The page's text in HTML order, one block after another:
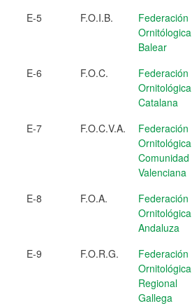
E-5
F.O.I.B.
Federación
Ornitólogica
Balear
E-6
F.O.C.
Federación
Ornitológica
Catalana
E-7
F.O.C.V.A.
Federación
Ornitológica
Comunidad
Valenciana
E-8
F.O.A.
Federación
Ornitológica
Andaluza
E-9
F.O.R.G.
Federación
Ornitológica
Regional
Gallega